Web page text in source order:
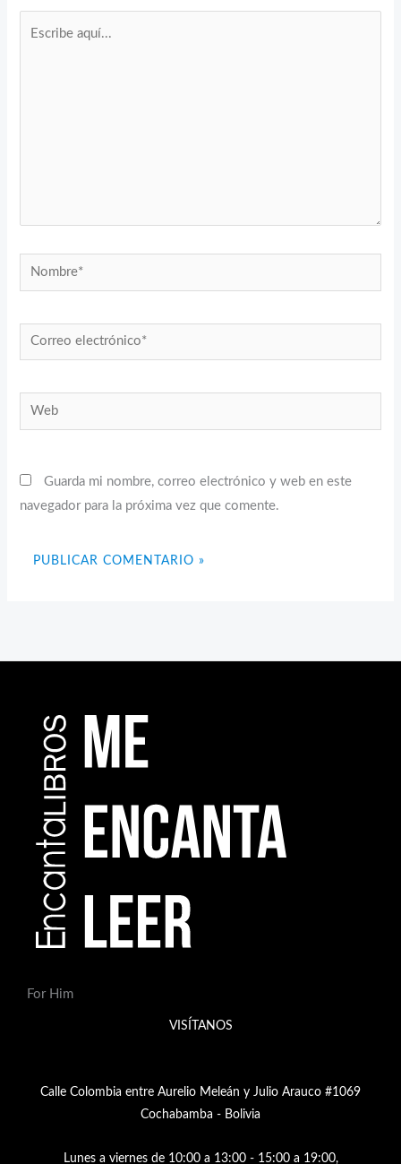
Nombre*
Correo
electrónico*
Web
Guarda mi nombre, correo electrónico y web en este
navegador para la próxima vez que comente.
For Him
VISÍTANOS
Calle Colombia entre Aurelio Meleán y Julio Arauco #1069
Cochabamba - Bolivia
Lunes a viernes de 10:00 a 13:00 - 15:00 a 19:00,